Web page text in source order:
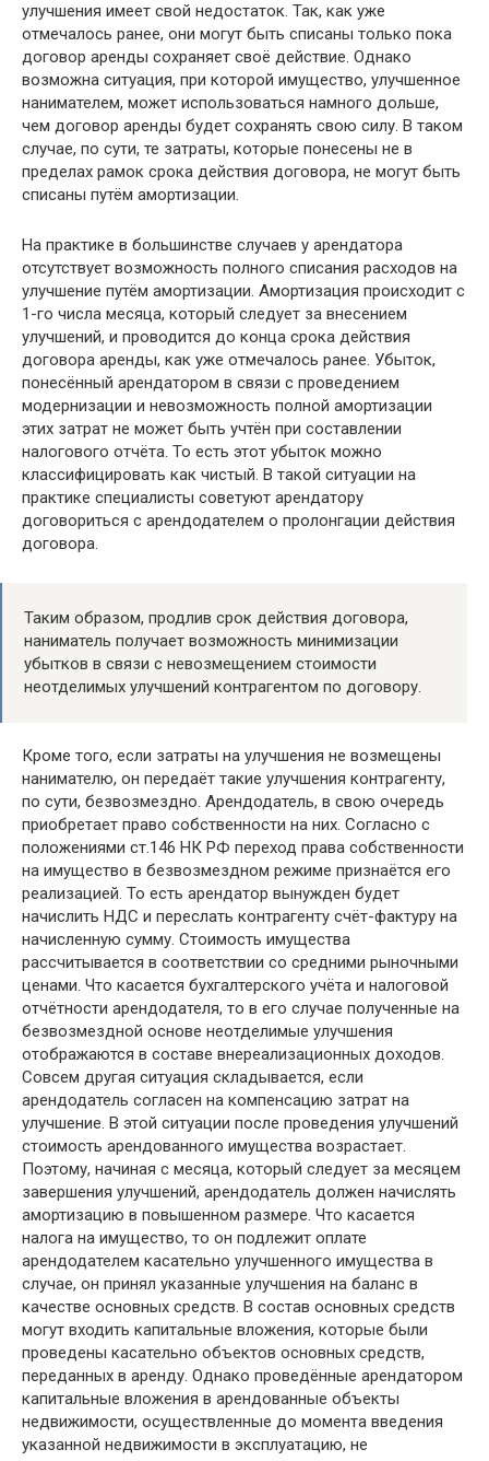
улучшения имеет свой недостаток. Так, как уже
отмечалось ранее, они могут быть списаны только пока
договор аренды сохраняет своё действие. Однако
возможна ситуация, при которой имущество, улучшенное
нанимателем, может использоваться намного дольше,
чем договор аренды будет сохранять свою силу. В таком
случае, по сути, те затраты, которые понесены не в
пределах рамок срока действия договора, не могут быть
списаны путём амортизации.
На практике в большинстве случаев у арендатора
отсутствует возможность полного списания расходов на
улучшение путём амортизации. Амортизация происходит с
1-го числа месяца, который следует за внесением
улучшений, и проводится до конца срока действия
договора аренды, как уже отмечалось ранее. Убыток,
понесённый арендатором в связи с проведением
модернизации и невозможность полной амортизации
этих затрат не может быть учтён при составлении
налогового отчёта. То есть этот убыток можно
классифицировать как чистый. В такой ситуации на
практике специалисты советуют арендатору
договориться с арендодателем о пролонгации действия
договора.
Таким образом, продлив срок действия договора,
наниматель получает возможность минимизации
убытков в связи с невозмещением стоимости
неотделимых улучшений контрагентом по договору.
Кроме того, если затраты на улучшения не возмещены
нанимателю, он передаёт такие улучшения контрагенту,
по сути, безвозмездно. Арендодатель, в свою очередь
приобретает право собственности на них. Согласно с
положениями ст.146 НК РФ переход права собственности
на имущество в безвозмездном режиме признаётся его
реализацией. То есть арендатор вынужден будет
начислить НДС и переслать контрагенту счёт-фактуру на
начисленную сумму. Стоимость имущества
рассчитывается в соответствии со средними рыночными
ценами. Что касается бухгалтерского учёта и налоговой
отчётности арендодателя, то в его случае полученные на
безвозмездной основе неотделимые улучшения
отображаются в составе внереализационных доходов.
Совсем другая ситуация складывается, если
арендодатель согласен на компенсацию затрат на
улучшение. В этой ситуации после проведения улучшений
стоимость арендованного имущества возрастает.
Поэтому, начиная с месяца, который следует за месяцем
завершения улучшений, арендодатель должен начислять
амортизацию в повышенном размере. Что касается
налога на имущество, то он подлежит оплате
арендодателем касательно улучшенного имущества в
случае, он принял указанные улучшения на баланс в
качестве основных средств. В состав основных средств
могут входить капитальные вложения, которые были
проведены касательно объектов основных средств,
переданных в аренду. Однако проведённые арендатором
капитальные вложения в арендованные объекты
недвижимости, осуществленные до момента введения
указанной недвижимости в эксплуатацию, не